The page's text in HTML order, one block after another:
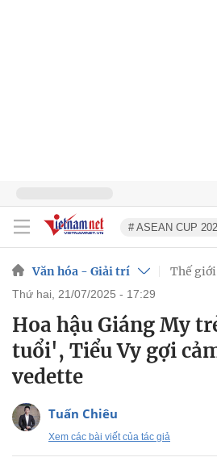
# ASEAN CUP
Văn hóa - Giải trí Thế giới
thứ hai, 21/07/2025 - 17:29
Hoa hậu Giáng My
tuổi', Tiểu Vy gợi
vedette
Tuấn Chiêu
Xem các bài viết của tác giả